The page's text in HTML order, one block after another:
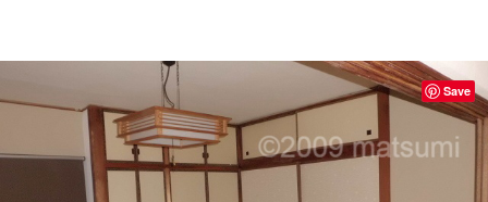
Save